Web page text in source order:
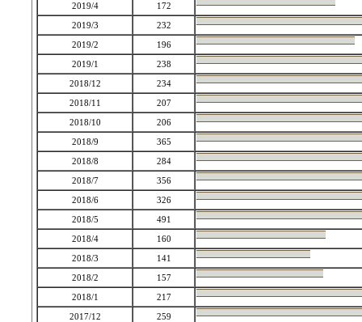
2019/4
172
2019/3
232
2019/2
196
2019/1
238
2018/12
234
2018/11
207
2018/10
206
2018/9
365
2018/8
284
2018/7
356
2018/6
326
2018/5
491
2018/4
160
2018/3
141
2018/2
157
2018/1
217
2017/12
259